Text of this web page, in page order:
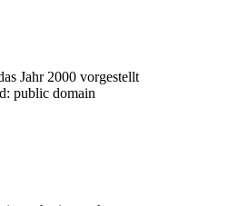
Jahr 2000 vorgestellt
public domain